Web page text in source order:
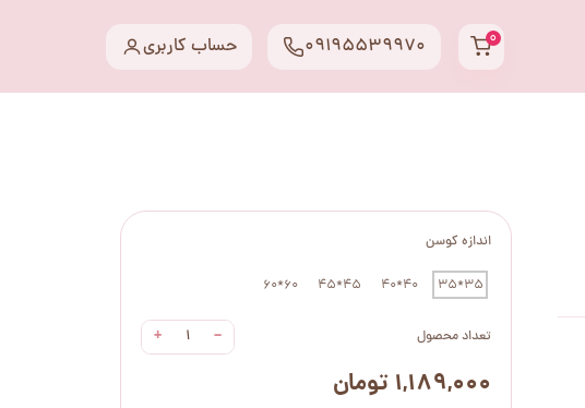
۰ حساب کاربری 09195539970
اندازه کوسن
35*35
40*40
45*45
60*60
تعداد محصول −
+
۱,۱۸۹,۰۰۰ تومان